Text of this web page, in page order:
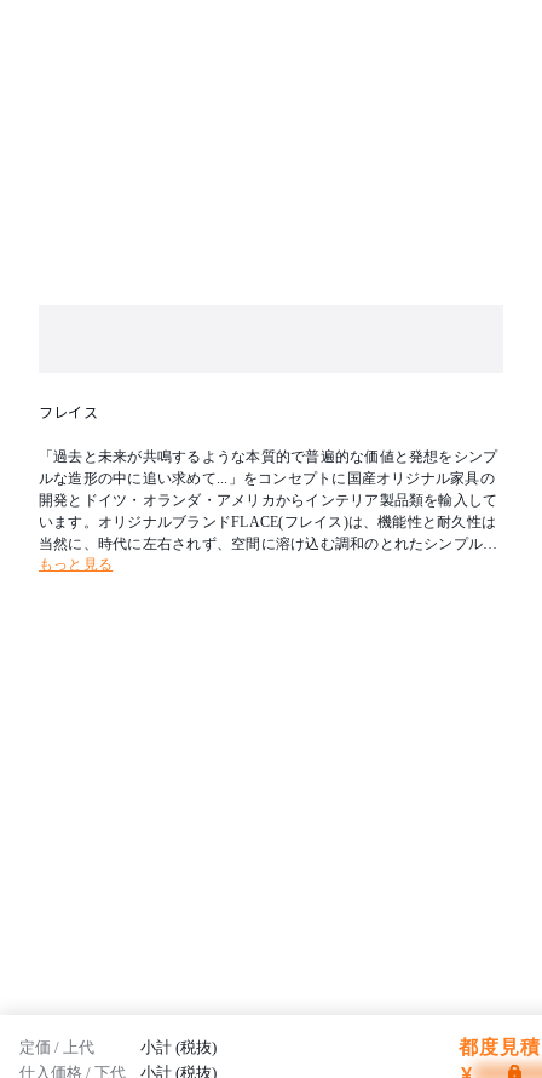
フレイス
「過去と未来が共鳴するような本質的で普遍的な価値と発想をシンプ
ルな造形の中に追い求めて...」をコンセプトに国産オリジナル家具の
開発とドイツ・オランダ・アメリカからインテリア製品類を輸入して
います。オリジナルブランドFLACE(フレイス)は、機能性と耐久性は
当然に、時代に左右されず、空間に溶け込む調和のとれたシンプルな
家具創りを目指しています。フレイスは日本から、そして世界から高
もっと見る
定価 / 上代 小計 (税抜) 都度見
仕入価格 / 下代 小計 (税抜) ¥